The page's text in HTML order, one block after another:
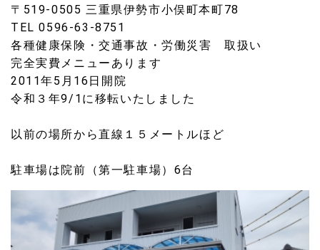
〒519-0505 三重県伊勢市小俣町本町78
TEL 0596-63-8751
各種健康保険・交通事故・労働災害 取扱い
完全実費メニューあります
2011年5月16日開院
令和３年9/1に移転いたしました
以前の場所から直線１５メートルほど
駐車場は院前（第一駐車場）6台